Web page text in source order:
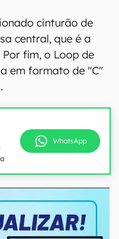
cinturão de
central, que é a
fim, o Loop de
em formato de "C"
WhatsApp